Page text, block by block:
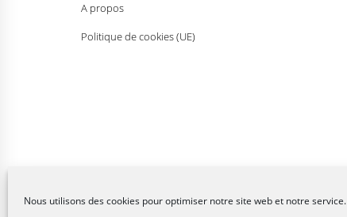
Nous utilisons des cookies pour optimiser notre site web et notre service.
A propos
Politique de cookies (UE)